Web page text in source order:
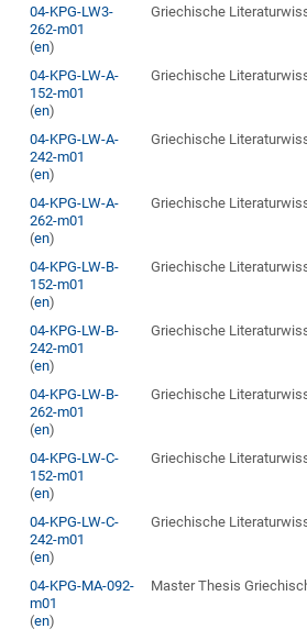
04-KPG-LW3-
262-m01
(en)
Griechische
04-KPG-LW-A-
152-m01
(en)
Griechische
04-KPG-LW-A-
242-m01
(en)
Griechische
04-KPG-LW-A-
262-m01
(en)
Griechische
04-KPG-LW-B-
152-m01
(en)
Griechische
04-KPG-LW-B-
242-m01
(en)
Griechische
04-KPG-LW-B-
262-m01
(en)
Griechische
04-KPG-LW-C-
152-m01
(en)
Griechische
04-KPG-LW-C-
242-m01
(en)
Griechische
04-KPG-MA-092-
m01
(en)
Master Thesis